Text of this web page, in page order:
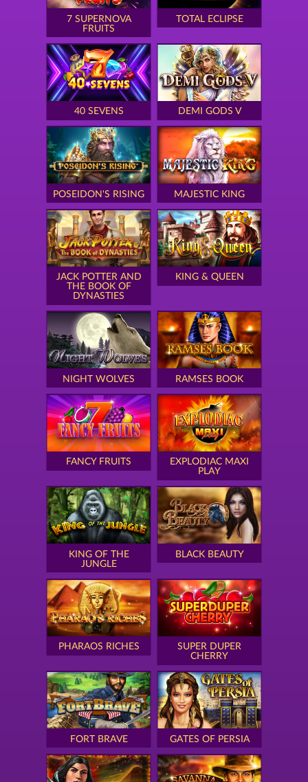
7 SUPERNOVA
FRUITS
TOTAL ECLIPSE
40 SEVENS DEMI GODS V
POSEIDON'S RISING MAJESTIC KING
JACK POTTER AND
THE BOOK OF
DYNASTIES
KING & QUEEN
NIGHT WOLVES RAMSES BOOK
FANCY FRUITS
EXPLODIAC MAXI
PLAY
KING OF THE
JUNGLE
BLACK BEAUTY
PHARAOS RICHES
SUPER DUPER
CHERRY
FORT BRAVE GATES OF PERSIA